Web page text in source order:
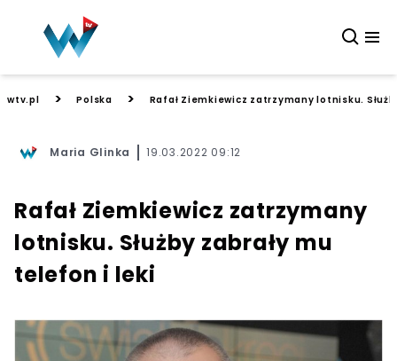
wtv.pl > Polska > Rafał Ziemkiewicz zatrzymany lotnisku.
Maria Glinka 19.03.2022 09:12
Rafał Ziemkiewicz zatrzymany
lotnisku. Służby zabrały mu
telefon i leki